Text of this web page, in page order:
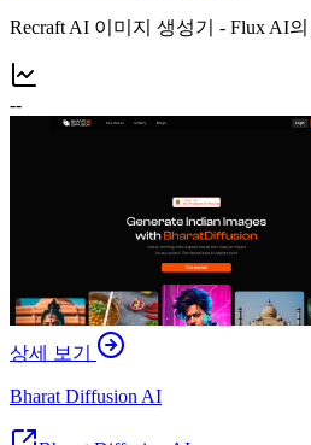
Recraft AI 이미지 생성기 - Flux AI
--
상세 보기
Bharat Diffusion AI